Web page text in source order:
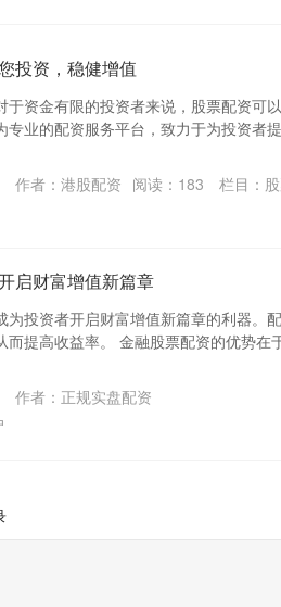
投资，稳健增值
资金有限的投资者来说，股票配资可
业的配资服务平台，致力于为投资者
作者：港股配资 阅读： 183 栏目：
启财富增值新篇章
投资者开启财富增值新篇章的利器。
提高收益率。 金融股票配资的优势在
作者：正规实盘配资